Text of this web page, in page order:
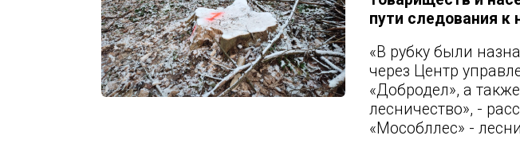
пути следования к
«В рубку были
через Центр
«Добродел», а
лесничество», -
«Мособллес» -